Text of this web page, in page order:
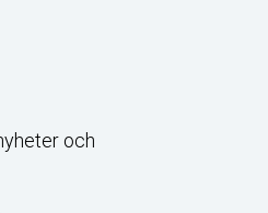
och